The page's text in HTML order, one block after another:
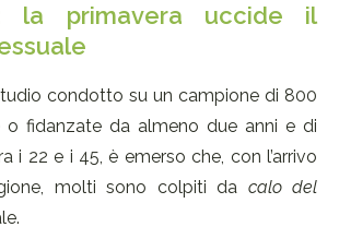
la primavera uccide il
condotto su un campione di 800
o fidanzate da almeno due anni e di
i 22 e i 45, è emerso che, con l’arrivo
molti sono colpiti da calo del